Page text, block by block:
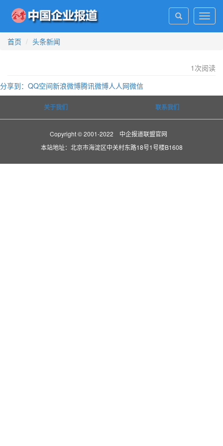
首页
头条新闻
1 次阅读
分享到： QQ空间新浪微博腾讯微博人人网微信
关于我们 联系我们
Copyright © 2001-2022 中企报道联盟官网
本站地址：北京市海淀区中关村东路18号1号楼B1608